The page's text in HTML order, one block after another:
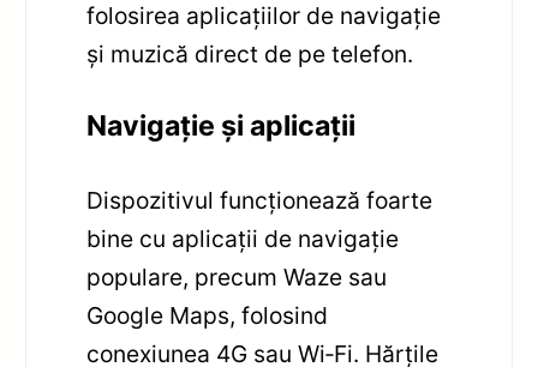
folosirea aplicațiilor de navigație
și muzică direct de pe telefon.
Navigație și aplicații
Dispozitivul funcționează foarte
bine cu aplicații de navigație
populare, precum Waze sau
Google Maps, folosind
conexiunea 4G sau Wi‑Fi. Hărțile